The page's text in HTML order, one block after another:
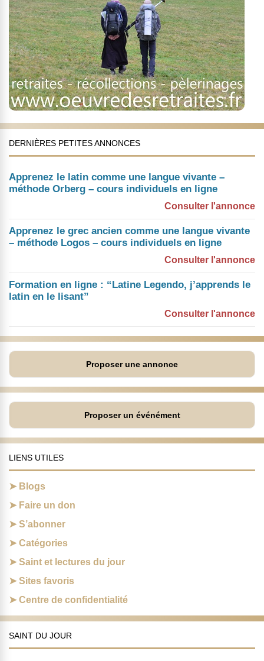
DERNIÈRES PETITES ANNONCES
Apprenez le latin comme une langue vivante –
méthode Orberg – cours individuels en ligne
Consulter l'annonce
Apprenez le grec ancien comme une langue vivante
– méthode Logos – cours individuels en ligne
Consulter l'annonce
Formation en ligne : “Latine Legendo, j’apprends le
latin en le lisant”
Consulter l'annonce
Proposer une annonce
Proposer un événément
LIENS UTILES
Blogs
Faire un don
S’abonner
Catégories
Saint et lectures du jour
Sites favoris
Centre de confidentialité
SAINT DU JOUR